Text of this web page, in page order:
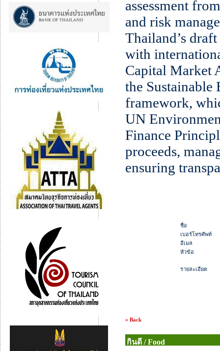
assessment
and risk
Thailand’s
with
Capital Market
the Sustainable
framework,
UN
Finance
proceeds,
ensuring
ชื่อ
เบอร์โทรศัพท์
อีเมล
หัวข้อ
รายละเอียด
« Back
กินดี / Food